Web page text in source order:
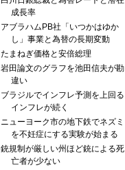
成長率
アブラハムPB社「いつかはゆか
し」事業と為替の長期変動
たまねぎ価格と安倍総理
岩田論文のグラフを池田信夫が勘
違い
ブラジルでインフレ予測を上回る
インフレが続く
ニューヨーク市の地下鉄でネズミ
を不妊症にする実験が始まる
銃規制が厳しい州ほど銃による死
亡者が少ない